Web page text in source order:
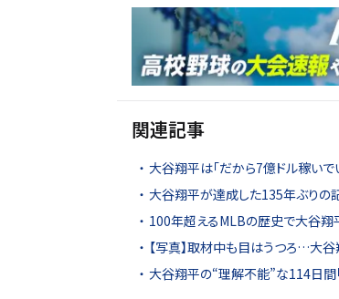
関連記事
大谷翔平は「だから7億ドル稼い
大谷翔平が達成した135年ぶりの
100年超えるMLBの歴史で大谷翔
【写真】取材中も目はうつろ…大
大谷翔平の“理解不能”な114日